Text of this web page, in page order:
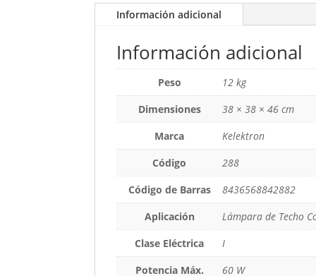
Información adicional
Información adicional
Peso
12 kg
Dimensiones
38 × 38 × 46 cm
Marca
Kelektron
Código
288
Código de Barras
8436568842882
Aplicación
Lámpara de Techo
Clase Eléctrica
I
Potencia Máx.
60 W